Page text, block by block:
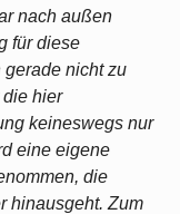
nach außen
für diese
gerade nicht zu
hier
keineswegs nur
eine eigene
die
hinausgeht. Zum